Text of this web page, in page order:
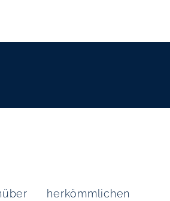
herkömmlichen